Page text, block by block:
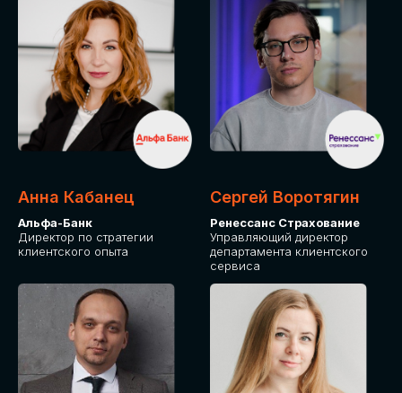
Анна Кабанец
Альфа-Банк
Директор по стратегии
клиентского опыта
Сергей Воротягин
Ренессанс Страхование
Управляющий директор
департамента клиентского
сервиса
СТОИМОСТЬ
УЧАСТИЯ